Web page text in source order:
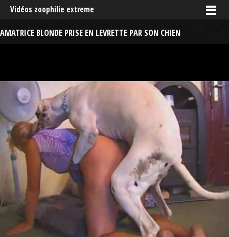
Vidéos zoophilie extreme
AMATRICE BLONDE PRISE EN LEVRETTE PAR SON CHIEN